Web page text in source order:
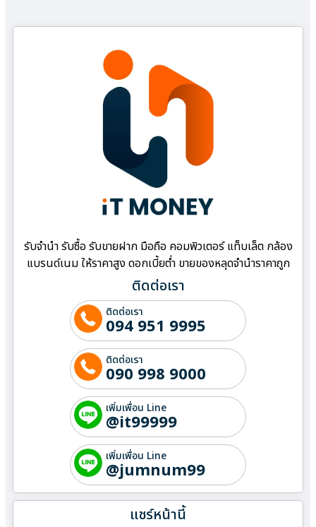
รับจำนำ รับซื้อ รับขายฝาก มือถือ คอมพิวเตอร์ แท็บเล็ต กล้อง
แบรนด์เนม ให้ราคาสูง ดอกเบี้ยต่ำ ขายของหลุดจำนำราคาถูก
ติดต่อเรา
ติดต่อเรา
094 951 9995
ติดต่อเรา
090 998 9000
เพิ่มเพื่อน Line
@it99999
เพิ่มเพื่อน Line
@jumnum99
แชร์หน้านี้